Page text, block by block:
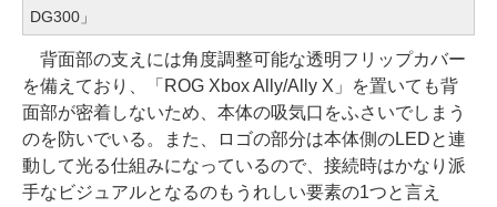
DG300」
背面部の支えには角度調整可能な透明フリップカバー
を備えており、「ROG Xbox Ally/Ally X」を置いても背
面部が密着しないため、本体の吸気口をふさいでしまう
のを防いでいる。また、ロゴの部分は本体側のLEDと連
動して光る仕組みになっているので、接続時はかなり派
手なビジュアルとなるのもうれしい要素の1つと言え